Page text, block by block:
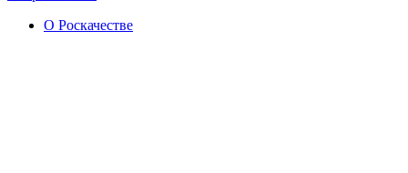
О Роскачестве